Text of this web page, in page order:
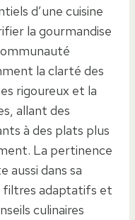
d’une cuisine
la gourmandise
la clarté des
rigoureux et la
allant des
à des plats plus
La pertinence
aussi dans sa
filtres adaptatifs et
culinaires